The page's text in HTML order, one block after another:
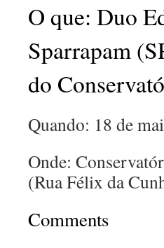
O que: Duo
Sparrapam
do
Quando: 18 de
Onde:
(Rua Félix da
Comments